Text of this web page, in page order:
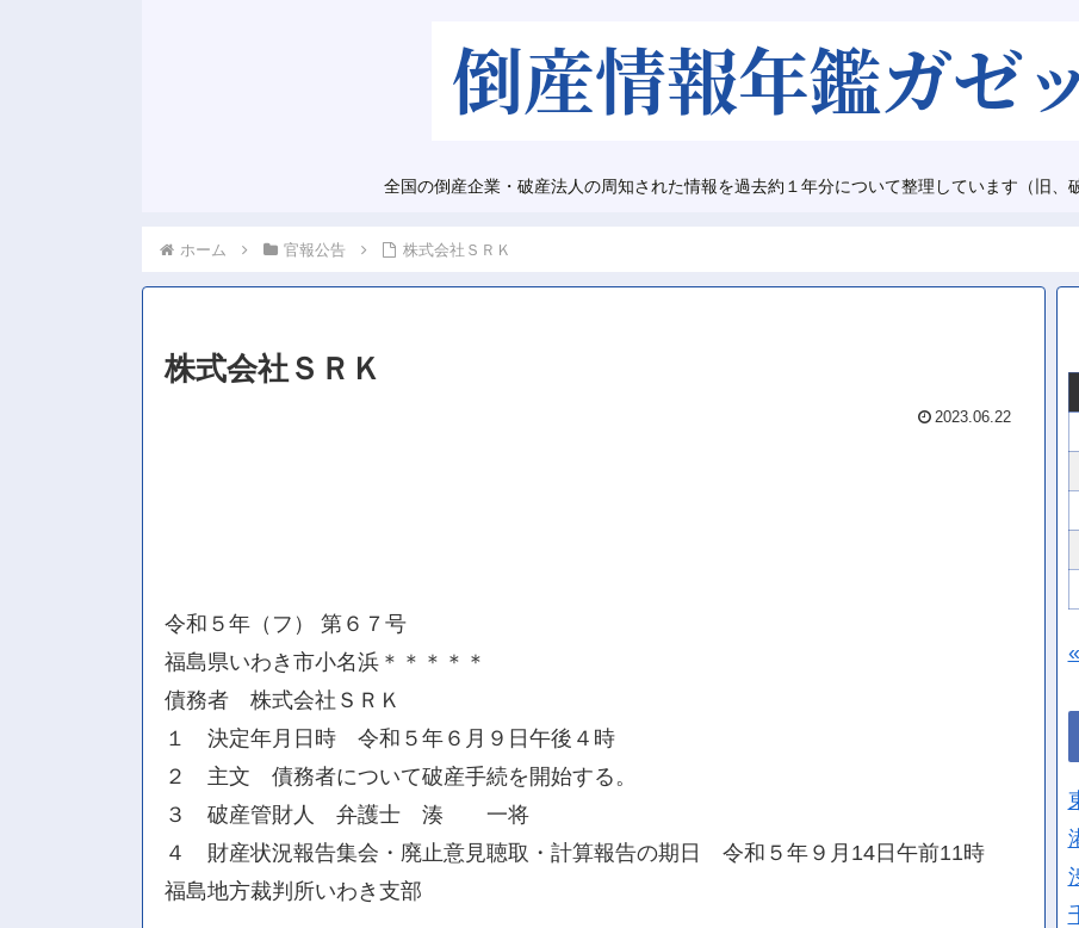
全国の倒産企業・破産法人の周知された情報を過去約１年分について整理しています（旧、
ホーム 官報公告 株式会社ＳＲＫ
株式会社ＳＲＫ
2023.06.22
令和５年（フ） 第６７号
福島県いわき市小名浜＊＊＊＊＊
債務者 株式会社ＳＲＫ
１ 決定年月日時 令和５年６月９日午後４時
２ 主文 債務者について破産手続を開始する。
３ 破産管財人 弁護士 湊 一将
４ 財産状況報告集会・廃止意見聴取・計算報告の期日 令和５年９月14日午前11時
福島地方裁判所いわき支部